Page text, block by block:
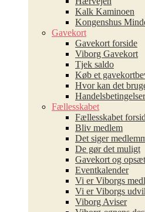
Kalk Kaminoen
Kongenshus
Gavekort
Gavekort forside
Viborg Gavekort
Tjek saldo
Køb et
Hvor kan det
Handelsbetingelser
Fællesskabet
Fællesskabet
Bliv medlem
Det siger
De gør det muligt
Gavekort og
Eventkalender
Vi er Viborgs
Vi er Viborgs
Viborg Aviser